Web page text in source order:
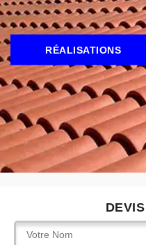
RÉALISATIONS